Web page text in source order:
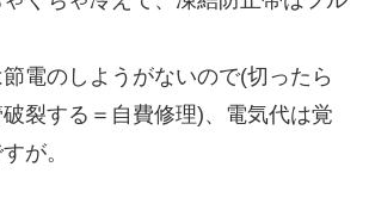
電のしようがないので(切ったら
裂する＝自費修理)、電気代は覚
が。